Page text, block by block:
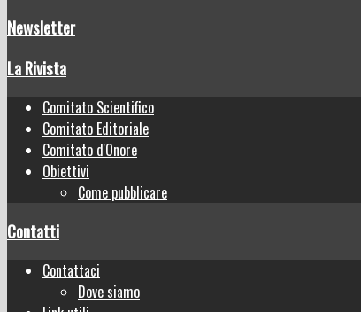
Newsletter
La Rivista
Comitato Scientifico
Comitato Editoriale
Comitato d'Onore
Obiettivi
Come pubblicare
Contatti
Contattaci
Dove siamo